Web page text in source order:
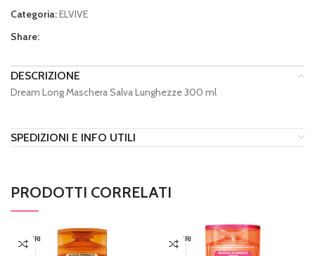
Categoria:ELVIVE
Share:
DESCRIZIONE
Dream Long Maschera Salva Lunghezze 300 ml
SPEDIZIONI E INFO UTILI
PRODOTTI CORRELATI
ESAURI
TO
ESAURI
TO